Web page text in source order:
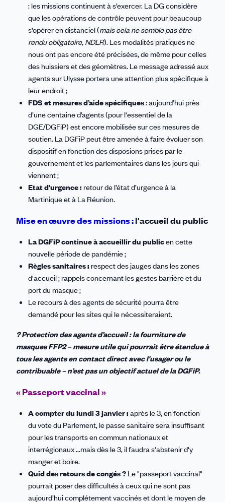
: les missions continuent à s’exercer. La DG considère
que les opérations de contrôle peuvent pour beaucoup
s’opérer en distanciel (mais cela ne semble pas être
rendu obligatoire, NDLR). Les modalités pratiques ne
nous ont pas encore été précisées, de même pour celles
des huissiers et des géomètres. Le message adressé aux
agents sur Ulysse portera une attention plus spécifique à
leur endroit ;
FDS et mesures d’aide spécifiques: aujourd’hui près
d’une centaine d’agents (pour l'essentiel de la
DGE/DGFiP) est encore mobilisée sur ces mesures de
soutien. La DGFiP peut être amenée à faire évoluer son
dispositif en fonction des disposions prises par le
gouvernement et les parlementaires dans les jours qui
viennent ;
Etat d'urgence : retour de l’état d’urgence à la
Martinique et à La Réunion.
Mise en œuvre des missions :l'accueil du public
La DGFiP continue à accueillir du publicen cette
nouvelle période de pandémie ;
Règles sanitaires : respect des jauges dans les zones
d'accueil ; rappels concernant les gestes barrière et du
port du masque ;
Le recours à des agents de sécurité pourra être
demandé pour les sites qui le nécessiteraient.
? Protection des agents d’accueil : la fourniture de
masques FFP2 – mesure utile qui pourrait être étendue à
tous les agents en contact direct avec l'usager ou le
contribuable – n’est pas un objectif actuel de la DGFiP.
« Passeport vaccinal »
A compter du lundi 3 janvier : après le 3, en fonction
du vote du Parlement, le passe sanitaire sera insuffisant
pour les transports en commun nationaux et
interrégionaux ...mais dès le 3, il faudra s'abstenir d'y
manger et boire.
Quid des retours de congés ? Le "passeport vaccinal"
pourrait poser des difficultés à ceux qui ne sont pas
aujourd’hui complétement vaccinés et dont le moyen de